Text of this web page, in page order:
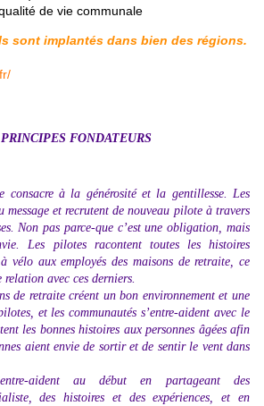
de vie communale
sont implantés dans bien des régions.
FONDATEURS
consacre à la générosité et la gentillesse. Les
message et recrutent de nouveau pilote à travers
Non pas parce-que c’est une obligation, mais
Les pilotes racontent toutes les histoires
vélo aux employés des maisons de retraite, ce
avec ces derniers.
de retraite créent un bon environnement et une
et les communautés s’entre-aident avec le
les bonnes histoires aux personnes âgées afin
aient envie de sortir et de sentir le vent dans
aident au début en partageant des
des histoires et des expériences, et en